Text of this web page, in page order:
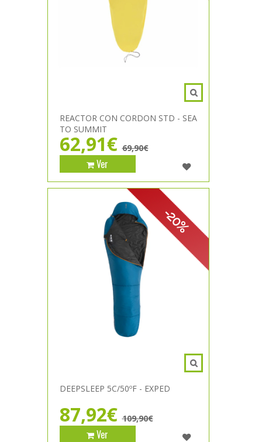
REACTOR CON CORDON STD - SEA
TO SUMMIT
62,91€ 69,90€
Ver
-20%
DEEPSLEEP 5C/50ºF - EXPED
87,92€ 109,90€
Ver